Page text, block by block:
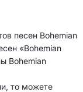
песен Bohemian
«Bohemian
Bohemian
то можете